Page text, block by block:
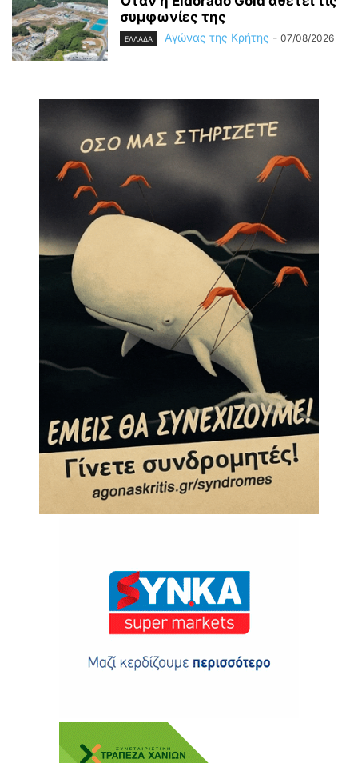
συμφωνίες της
ΕΛΛΑΔΑ Αγώνας της Κρήτης - 07/08/2026